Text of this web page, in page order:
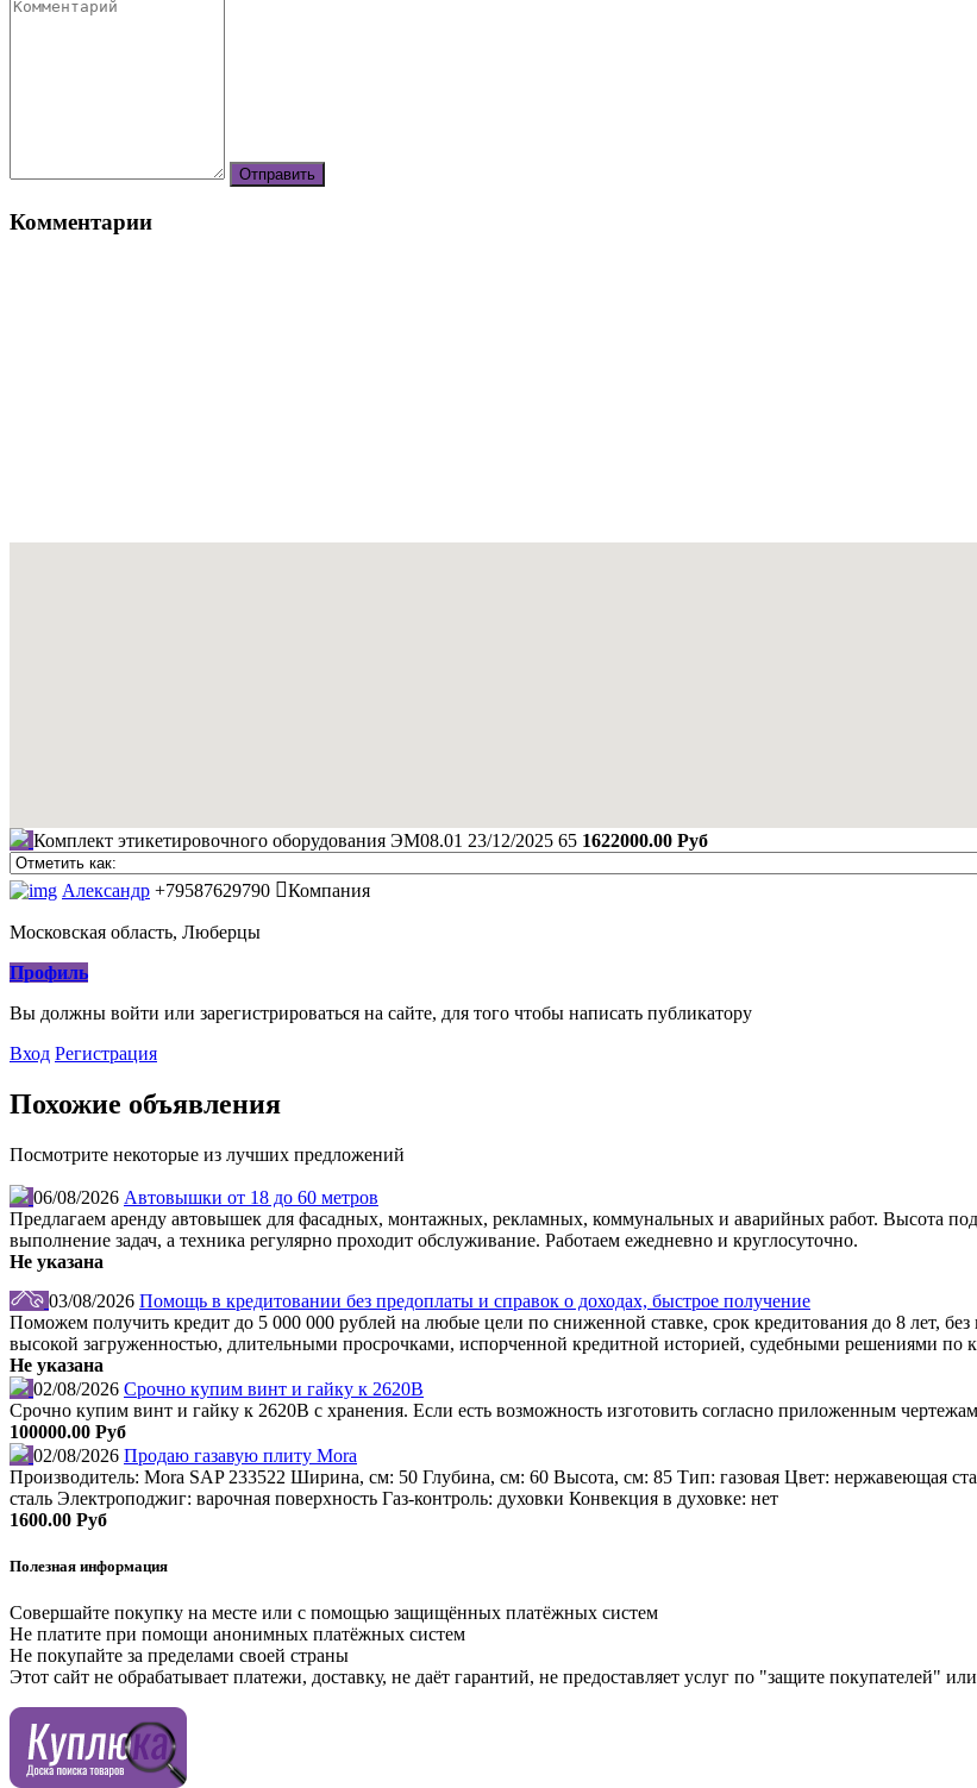
Комментарии
Комплект этикетировочного оборудования ЭМ08.01 23/12/2025 65 1622000.00 Руб
Александр +79587629790 Компания
Московская область, Люберцы
Профиль
Вы должны войти или зарегистрироваться на сайте, для того чтобы написать публикатору
Вход Регистрация
Похожие объявления
Посмотрите некоторые из лучших предложений
06/08/2026 Автовышки от 18 до 60 метров
Предлагаем аренду автовышек для фасадных, монтажных, рекламных, коммунальных и аварийных работ. Высота
выполнение задач, а техника регулярно проходит обслуживание. Работаем ежедневно и круглосуточно.
Не указана
03/08/2026 Помощь в кредитовании без предоплаты и справок о доходах, быстрое получение
Поможем получить кредит до 5 000 000 рублей на любые цели по сниженной ставке, срок кредитования до 8 лет,
высокой загруженностью, длительными просрочками, испорченной кредитной историей, судебными решениями по
Не указана
02/08/2026 Срочно купим винт и гайку к 2620В
Срочно купим винт и гайку к 2620В с хранения. Если есть возможность изготовить согласно приложенным
100000.00 Руб
02/08/2026 Продаю газавую плиту Mora
Производитель: Mora SAP 233522 Ширина, см: 50 Глубина, см: 60 Высота, см: 85 Тип: газовая Цвет: нержавеющая
сталь Электроподжиг: варочная поверхность Газ-контроль: духовки Конвекция в духовке: нет
1600.00 Руб
Полезная информация
Совершайте покупку на месте или с помощью защищённых платёжных систем
Не платите при помощи анонимных платёжных систем
Не покупайте за пределами своей страны
Этот сайт не обрабатывает платежи, доставку, не даёт гарантий, не предоставляет услуг по "защите покупателей"